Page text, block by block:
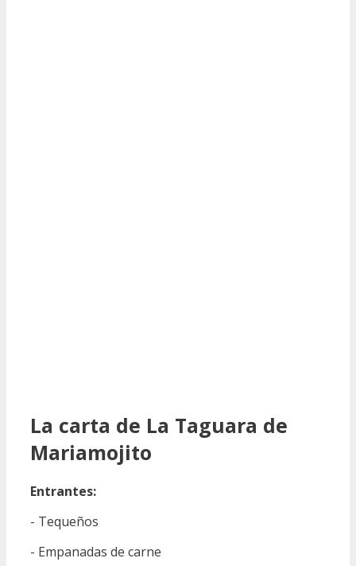
La carta de La Taguara de
Mariamojito
Entrantes:
- Tequeños
- Empanadas de carne